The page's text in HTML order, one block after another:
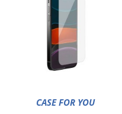
CASE FOR YOU